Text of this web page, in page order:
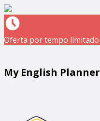
Oferta por tempo limitado
My English Planner